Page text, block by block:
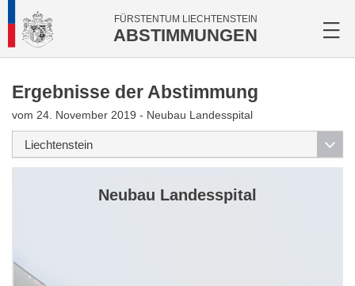
FÜRSTENTUM LIECHTENSTEIN
ABSTIMMUNGEN
Ergebnisse der Abstimmung
vom 24. November 2019 - Neubau Landesspital
Neubau Landesspital